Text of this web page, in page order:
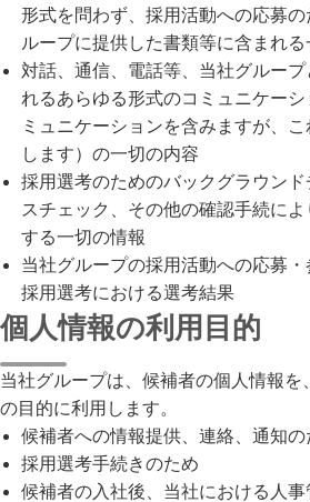
形式を問わず、採用活動への応募
ループに提供した書類等に含まれる
対話、通信、電話等、当社グルー
れるあらゆる形式のコミュニケー
ミュニケーションを含みますが、
します）の一切の内容
採用選考のためのバックグラウン
スチェック、その他の確認手続に
する一切の情報
当社グループの採用活動への応募
採用選考における選考結果
個人情報の利用目的
当社グループは、候補者の個人情報
の目的に利用します。
候補者への情報提供、連絡、通知の
採用選考手続きのため
候補者の入社後、当社における人